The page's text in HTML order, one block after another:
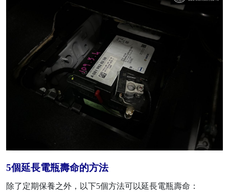
5個延長電瓶壽命的方法
除了定期保養之外，以下5個方法可以延長電瓶壽命：